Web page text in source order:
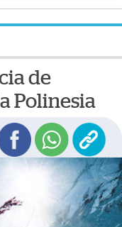
de
Polinesia